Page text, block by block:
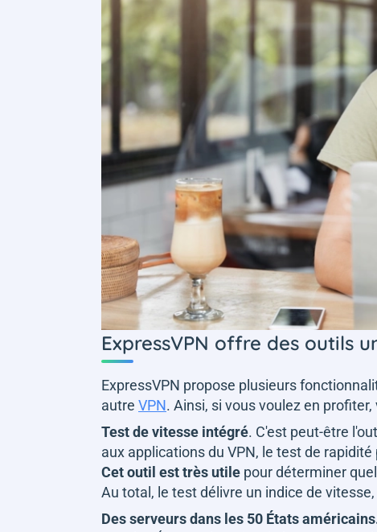
ExpressVPN offre des outils
ExpressVPN propose plusieurs
autre VPN. Ainsi, si vous voulez en
Test de vitesse intégré. C'est peut-être
aux applications du VPN, le test de
Cet outil est très utile pour déterminer
Au total, le test délivre un indice de
Des serveurs dans les 50 États